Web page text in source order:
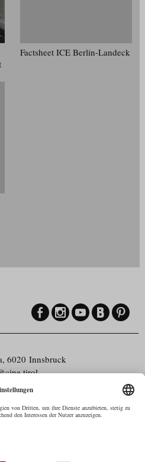
Factsheet ICE Berlin-Landeck
6020 Innsbruck
Barrierefreiheit
Datenschutz